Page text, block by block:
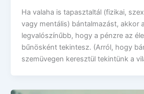
Ha valaha is tapasztaltál (fizikai,
vagy mentális) bántalmazást, akkor a
legvalószínűbb, hogy a pénzre az
bűnösként tekintesz. (Arról, hogy
szemüvegen keresztül tekintünk a